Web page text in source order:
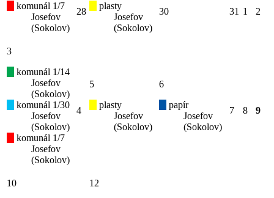
komunál 1/7
Josefov
(Sokolov)
28
plasty
Josefov
(Sokolov)
30 31 1 2
3
komunál 1/14
Josefov
(Sokolov)
komunál 1/30
Josefov
(Sokolov)
komunál 1/7
Josefov
(Sokolov)
4
5
plasty
Josefov
(Sokolov)
6
papír
Josefov
(Sokolov)
7 8 9
10
12